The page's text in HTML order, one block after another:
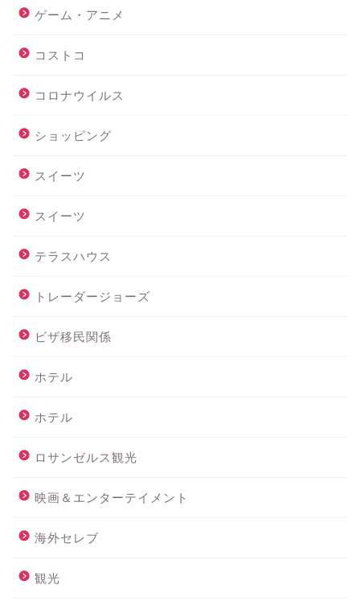
ゲーム・アニメ
コストコ
コロナウイルス
ショッピング
スイーツ
スイーツ
テラスハウス
トレーダージョーズ
ビザ移民関係
ホテル
ホテル
ロサンゼルス観光
映画＆エンターテイメント
海外セレブ
観光